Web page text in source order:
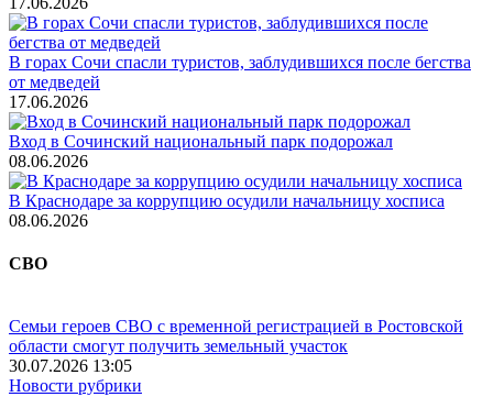
В горах Сочи спасли туристов, заблудившихся после бегства
от медведей
17.06.2026
Вход в Сочинский национальный парк подорожал
08.06.2026
В Краснодаре за коррупцию осудили начальницу хосписа
08.06.2026
СВО
Семьи героев СВО с временной регистрацией в Ростовской
области смогут получить земельный участок
30.07.2026 13:05
Новости рубрики